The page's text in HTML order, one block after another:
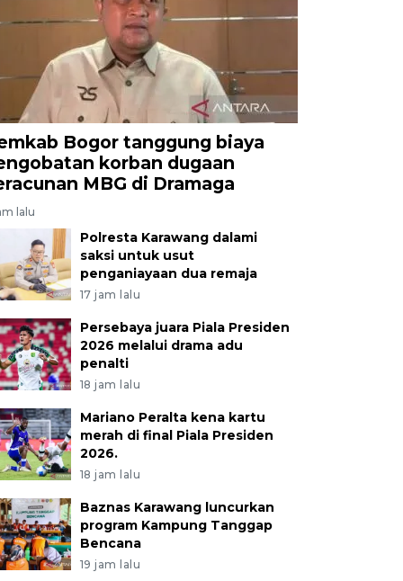
Bogor tanggung biaya
korban dugaan
MBG di Dramaga
lalu
Polresta Karawang dalami
saksi untuk usut
penganiayaan dua remaja
17 jam lalu
Persebaya juara Piala Presiden
2026 melalui drama adu
penalti
18 jam lalu
Mariano Peralta kena kartu
merah di final Piala Presiden
2026.
18 jam lalu
Baznas Karawang luncurkan
program Kampung Tanggap
Bencana
19 jam lalu